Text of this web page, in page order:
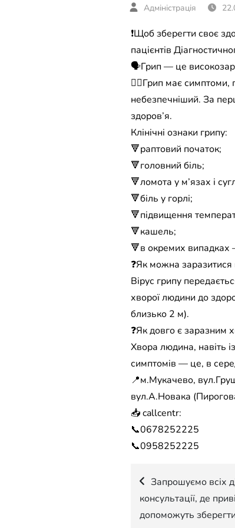
❗️Щоб зберегти своє
пацієнтів
🗣Грип — це
☝🏻Грип має симптоми,
небезпечніший. За
здоров’я.
Клінічні ознаки грипу:
🔻раптовий початок;
🔻головний біль;
🔻ломота у м’язах і
🔻біль у горлі;
🔻підвищення
🔻кашель;
🔻в окремих випадках
❓Як можна заразитися
Вірус грипу
хворої людини до
близько 2 м).
❓Як довго є заразним
Хвора людина, навіть
симптомів — це, в
📍м.Мукачево,
вул.А.Новака
📥 callcentr:
📞0678252225
📞0958252225
записів
Запрошуємо всіх
консультації, де
допоможуть